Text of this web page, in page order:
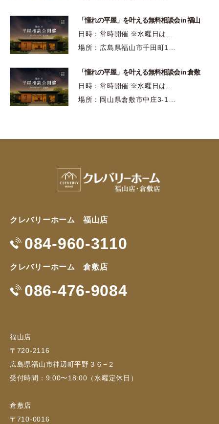
「憧れの平屋」を叶える無料相談会 in 福山
日時：常時開催 ※水曜日は…
場所：広島県福山市千田町1…
「憧れの平屋」を叶える無料相談会 in 倉敷
日時：常時開催 ※水曜日は…
場所：岡山県倉敷市中庄3-1…
クレバリーホーム 福山店
084-960-3110
クレバリーホーム 倉敷店
086-476-9084
福山店
〒720-2116
広島県福山市神辺町平野３６−２
受付時間：9:00〜18:00（水曜定休日）
倉敷店
〒710-0016